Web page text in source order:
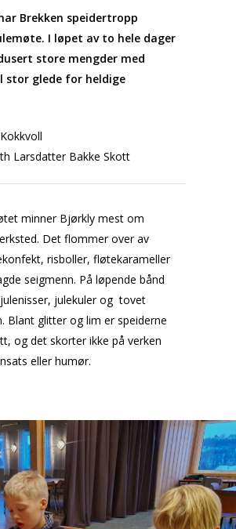
Brekken speidertropp
I løpet av to hele dager
store mengder med
stor glede for heldige
Larsdatter Bakke Skott
minner Bjørkly mest om
Det flommer over av
risboller, fløtekarameller
seigmenn. På løpende bånd
julekuler og tovet
Blant glitter og lim er speiderne
og det skorter ikke på verken
eller humør.